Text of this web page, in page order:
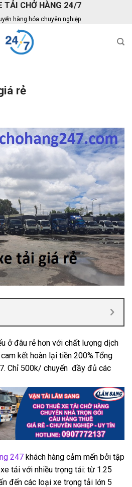
TẢI CHỞ HÀNG 24/7
hàng hóa chuyên nghiệp
rẻ
ở đâu rẻ hơn với chất lượng dịch
kết hoàn lại tiền 200%.Tổng
Chỉ 500k/ chuyến đầy đủ các
247 khách hàng cảm mến bởi tập
tải với nhiều trọng tải: từ 1.25
đến các loại xe trọng tải lớn 5